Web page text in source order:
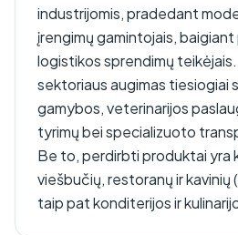
industrijomis, pradedant
įrengimų gamintojais, baigiant
logistikos sprendimų
sektoriaus augimas tiesiogiai
gamybos, veterinarijos
tyrimų bei specializuoto
Be to, perdirbti produktai yra
viešbučių, restoranų ir kavinių
taip pat konditerijos ir